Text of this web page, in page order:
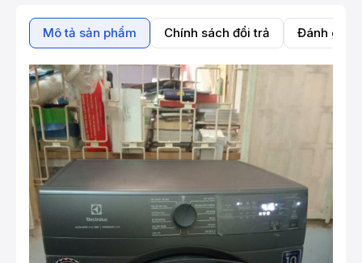
Mô tả sản phẩm Chính sách đổi trả Đánh giá